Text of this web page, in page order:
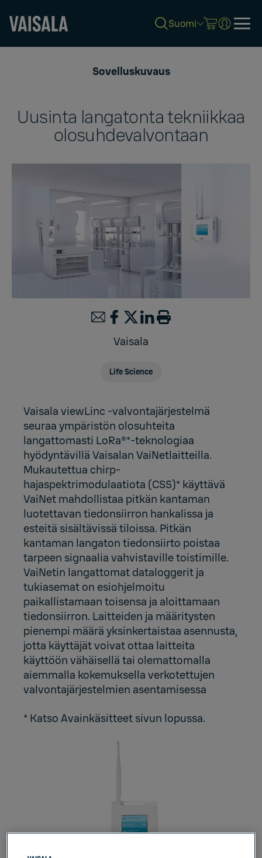
Suomi
Sovelluskuvaus
Uusinta langatonta tekniikkaa
olosuhdevalvontaan
Vaisala
Life Science
Vaisala viewLinc -valvontajärjestelmä
seuraa ympäristön olosuhteita
langattomasti LoRa®*-teknologiaa
hyödyntävillä Vaisalan VaiNetlaitteilla.
Mukautettua chirp-
hajaspektrimodulaatiota (CSS)* käyttävä
VaiNet mahdollistaa pitkän kantaman
luotettavan tiedonsiirron hankalissa ja
esteitä sisältävissä tiloissa. Pitkän
kantaman langaton tiedonsiirto poistaa
tarpeen signaalia vahvistaville toistimille.
VaiNetin langattomat dataloggerit ja
tukiasemat on esiohjelmoitu
paikallistamaan toisensa ja aloittamaan
tiedonsiirron. Laitteiden ja määritysten
pienempi määrä yksinkertaistaa asennusta,
jotta käyttäjät voivat ottaa laitteita
käyttöön vähäisellä tai olemattomalla
aiemmalla kokemuksella verkotettujen
valvontajärjestelmien asentamisessa
* Katso Avainkäsitteet sivun lopussa.